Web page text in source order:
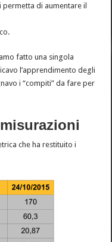
permetta di aumentare il
fatto una singola
l’apprendimento degli
i “compiti” da fare per
che ha restituito i